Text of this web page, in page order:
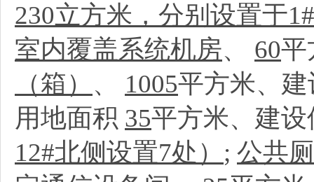
230立方米，分别设置于
室内覆盖系统机房、 60平
（箱） 、 1005平方米、
用地面积 35平方米、建
12#北侧设置7处） ; 公共